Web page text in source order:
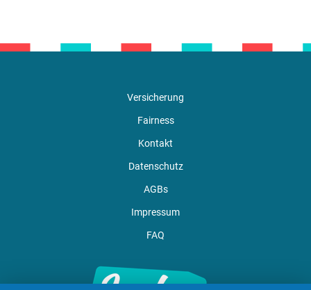
Versicherung
Fairness
Kontakt
Datenschutz
AGBs
Impressum
FAQ